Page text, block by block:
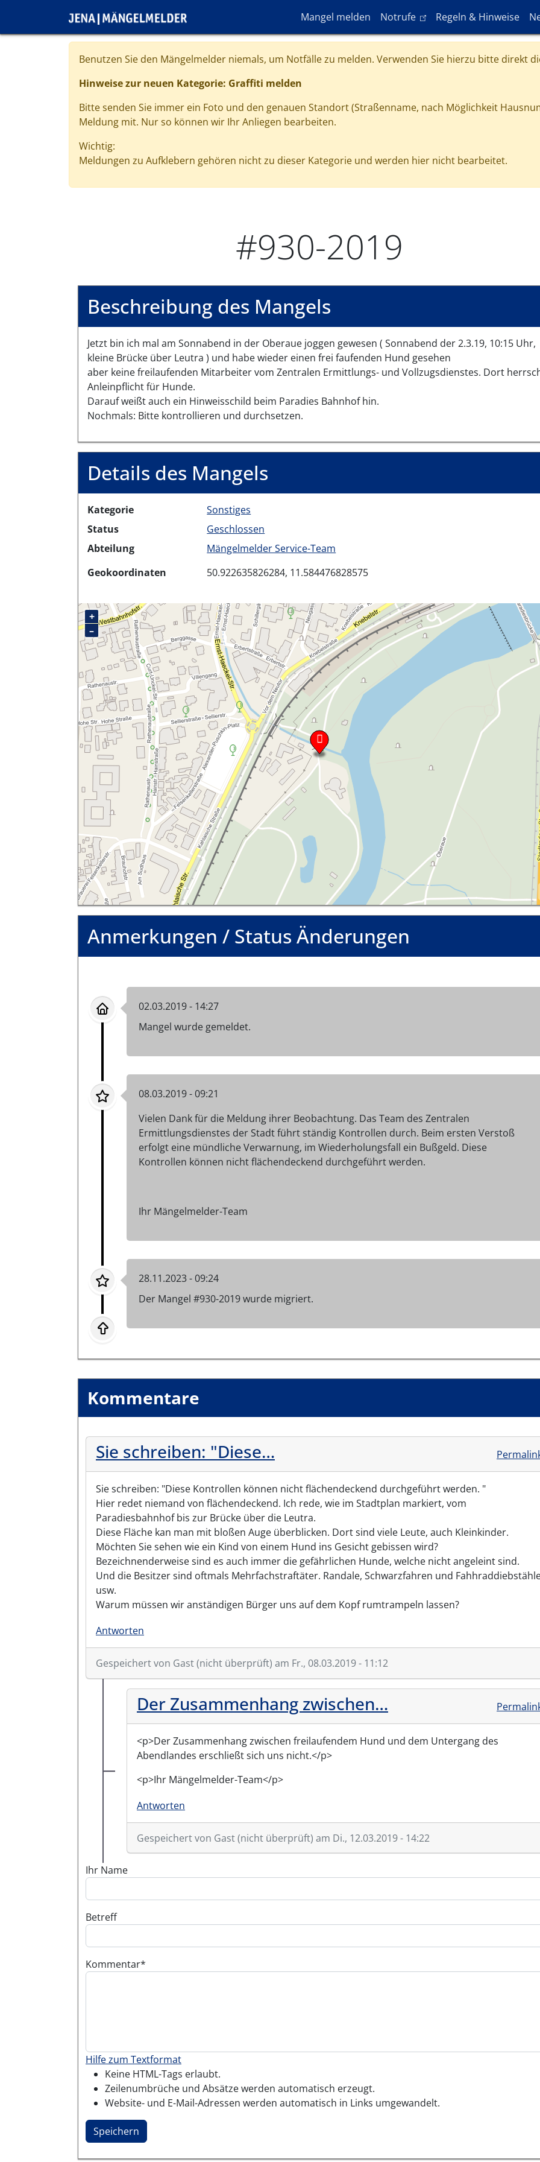
Hauptnavigation
Mangel melden Notrufe(link is external)
Regeln & Hinweise
Benutzen Sie den Mängelmelder niemals, um Notfälle zu melden. Verwenden Sie hierzu bitte direkt
Hinweise zur neuen Kategorie: Graffiti melden
Bitte senden Sie immer ein Foto und den genauen Standort (Straßenname, nach Möglichkeit
Meldung mit. Nur so können wir Ihr Anliegen bearbeiten.
Wichtig:
Meldungen zu Aufklebern gehören nicht zu dieser Kategorie und werden hier nicht bearbeitet.
#930-2019
Beschreibung des Mangels
Jetzt bin ich mal am Sonnabend in der Oberaue joggen gewesen ( Sonnabend der 2.3.19, 10:15 Uhr,
kleine Brücke über Leutra ) und habe wieder einen frei faufenden Hund gesehen
aber keine freilaufenden Mitarbeiter vom Zentralen Ermittlungs- und Vollzugsdienstes. Dort
Anleinpflicht für Hunde.
Darauf weißt auch ein Hinweisschild beim Paradies Bahnhof hin.
Nochmals: Bitte kontrollieren und durchsetzen.
Details des Mangels
Kategorie
Sonstiges
Status
Geschlossen
Abteilung
Mängelmelder Service-Team
Geokoordinaten
50.922635826284, 11.584476828575
+
–
Anmerkungen / Status Änderungen
02.03.2019 - 14:27
Mangel wurde gemeldet.
08.03.2019 - 09:21
Vielen Dank für die Meldung ihrer Beobachtung. Das Team des Zentralen
Ermittlungsdienstes der Stadt führt ständig Kontrollen durch. Beim ersten Verstoß
erfolgt eine mündliche Verwarnung, im Wiederholungsfall ein Bußgeld. Diese
Kontrollen können nicht flächendeckend durchgeführt werden.
Ihr Mängelmelder-Team
28.11.2023 - 09:24
Der Mangel #930-2019 wurde migriert.
Kommentare
Sie schreiben: "Diese…
Sie schreiben: "Diese Kontrollen können nicht flächendeckend durchgeführt werden. "
Hier redet niemand von flächendeckend. Ich rede, wie im Stadtplan markiert, vom
Paradiesbahnhof bis zur Brücke über die Leutra.
Diese Fläche kan man mit bloßen Auge überblicken. Dort sind viele Leute, auch Kleinkinder.
Möchten Sie sehen wie ein Kind von einem Hund ins Gesicht gebissen wird?
Bezeichnenderweise sind es auch immer die gefährlichen Hunde, welche nicht angeleint sind.
Und die Besitzer sind oftmals Mehrfachstraftäter. Randale, Schwarzfahren und
usw.
Warum müssen wir anständigen Bürger uns auf dem Kopf rumtrampeln lassen?
Antworten
Gespeichert von Gast (nicht überprüft) am Fr., 08.03.2019 - 11:12
Der Zusammenhang zwischen…
<p>Der Zusammenhang zwischen freilaufendem Hund und dem Untergang des
Abendlandes erschließt sich uns nicht.</p>
<p>Ihr Mängelmelder-Team</p>
Antworten
Gespeichert von Gast (nicht überprüft) am Di., 12.03.2019 - 14:22
Antwort aufSie schreiben: "Diese…vonGast (nicht überprüft)
Ihr Name
Betreff
Kommentar
Hilfe zum Textformat
Keine HTML-Tags erlaubt.
Zeilenumbrüche und Absätze werden automatisch erzeugt.
Website- und E-Mail-Adressen werden automatisch in Links umgewandelt.